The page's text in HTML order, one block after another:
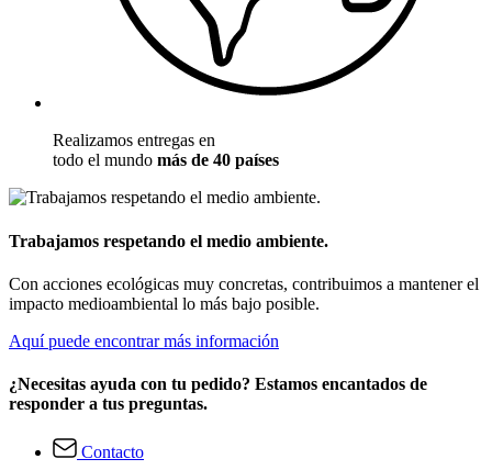
Realizamos entregas en
todo el mundo más de 40 países
Trabajamos respetando el medio ambiente.
Con acciones ecológicas muy concretas, contribuimos a mantener el
impacto medioambiental lo más bajo posible.
Aquí puede encontrar más información
¿Necesitas ayuda con tu pedido? Estamos encantados de
responder a tus preguntas.
Contacto